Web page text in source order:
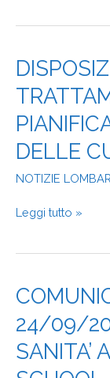
DELLE
NOTIZIE
DISPOSIZIONI
ANTICIPATE
TRATTAMENTO
E
PIANIFICAZIONE
CONDIVISA
DELLE
Leggi tutto »
24/09/
SANITA’
COMUNICATO
STAMPA
24/09/2018
DECALOGO
SANITA’